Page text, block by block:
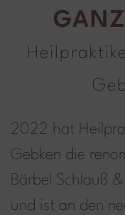
2022 hat
Gebken die
Bärbel Schlauß
und ist an den